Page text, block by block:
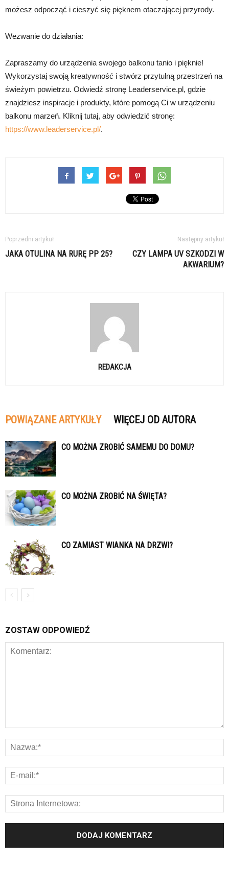
możesz odpocząć i cieszyć się pięknem otaczającej przyrody.
Wezwanie do działania:
Zapraszamy do urządzenia swojego balkonu tanio i pięknie!
Wykorzystaj swoją kreatywność i stwórz przytulną przestrzeń na
świeżym powietrzu. Odwiedź stronę Leaderservice.pl, gdzie
znajdziesz inspiracje i produkty, które pomogą Ci w urządzeniu
balkonu marzeń. Kliknij tutaj, aby odwiedzić stronę:
https://www.leaderservice.pl/.
Poprzedni artykuł
JAKA OTULINA NA RURĘ PP 25?
Następny artykuł
CZY LAMPA UV SZKODZI W
AKWARIUM?
REDAKCJA
POWIĄZANE ARTYKUŁY WIĘCEJ OD AUTORA
CO MOŻNA ZROBIĆ SAMEMU DO DOMU?
CO MOŻNA ZROBIĆ NA ŚWIĘTA?
CO ZAMIAST WIANKA NA DRZWI?
ZOSTAW ODPOWIEDŹ